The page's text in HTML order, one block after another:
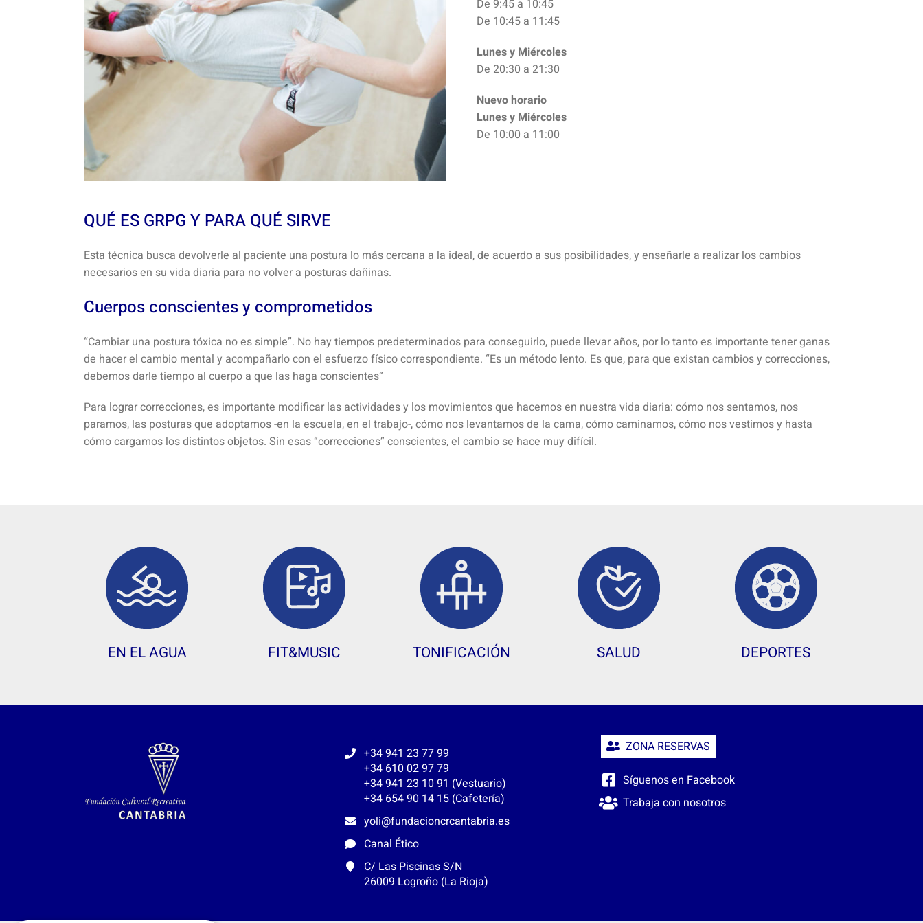
De 9:45 a 10:45
De 10:45 a 11:45
Lunes y Miércoles
De 20:30 a 21:30
Nuevo horario
Lunes y Miércoles
De 10:00 a 11:00
QUÉ ES GRPG Y PARA QUÉ SIRVE
Esta técnica busca devolverle al paciente una postura lo más cercana a la ideal, de acuerdo a sus posibilidades, y enseñarle a realizar los cambios
necesarios en su vida diaria para no volver a posturas dañinas.
Cuerpos conscientes y comprometidos
“Cambiar una postura tóxica no es simple”. No hay tiempos predeterminados para conseguirlo, puede llevar años, por lo tanto es importante tener ganas
de hacer el cambio mental y acompañarlo con el esfuerzo físico correspondiente. “Es un método lento. Es que, para que existan cambios y correcciones,
debemos darle tiempo al cuerpo a que las haga conscientes”
Para lograr correcciones, es importante modificar las actividades y los movimientos que hacemos en nuestra vida diaria: cómo nos sentamos, nos
paramos, las posturas que adoptamos -en la escuela, en el trabajo-, cómo nos levantamos de la cama, cómo caminamos, cómo nos vestimos y hasta
cómo cargamos los distintos objetos. Sin esas “correcciones” conscientes, el cambio se hace muy difícil.
EN EL AGUA FIT&MUSIC TONIFICACIÓN SALUD DEPORTES
+34 941 23 77 99
+34 610 02 97 79
+34 941 23 10 91 (Vestuario)
+34 654 90 14 15 (Cafetería)
yoli@fundacioncrcantabria.es
Canal Ético
C/ Las Piscinas S/N
26009 Logroño (La Rioja)
ZONA RESERVAS
Síguenos en Facebook
Trabaja con nosotros